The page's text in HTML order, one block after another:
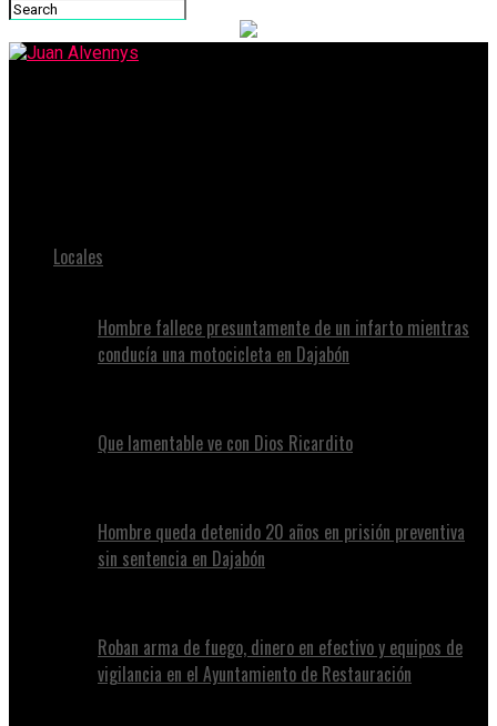
Locales
Hombre fallece presuntamente de un infarto mientras
conducía una motocicleta en Dajabón
Que lamentable ve con Dios Ricardito
Hombre queda detenido 20 años en prisión preventiva
sin sentencia en Dajabón
Roban arma de fuego, dinero en efectivo y equipos de
vigilancia en el Ayuntamiento de Restauración